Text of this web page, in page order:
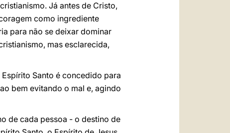
Já antes de Cristo,
como ingrediente
para não se deixar dominar
mas esclarecida,
Santo é concedido para
bem evitando o mal e, agindo
de cada pessoa - o destino de